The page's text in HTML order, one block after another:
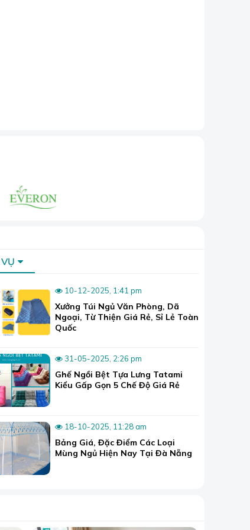
hoặc
10-12-2025, 1:41 pm
Xưởng Túi Ngủ Văn Phòng, Dã
Ngoại, Từ Thiện Giá Rẻ, Sỉ Lẻ Toàn
Quốc
31-05-2025, 2:26 pm
Ghế Ngồi Bệt Tựa Lưng Tatami
Kiểu Gấp Gọn 5 Chế Độ Giá Rẻ
18-10-2025, 11:28 am
Bảng Giá, Đặc Điểm Các Loại
Mùng Ngủ Hiện Nay Tại Đà Nẵng